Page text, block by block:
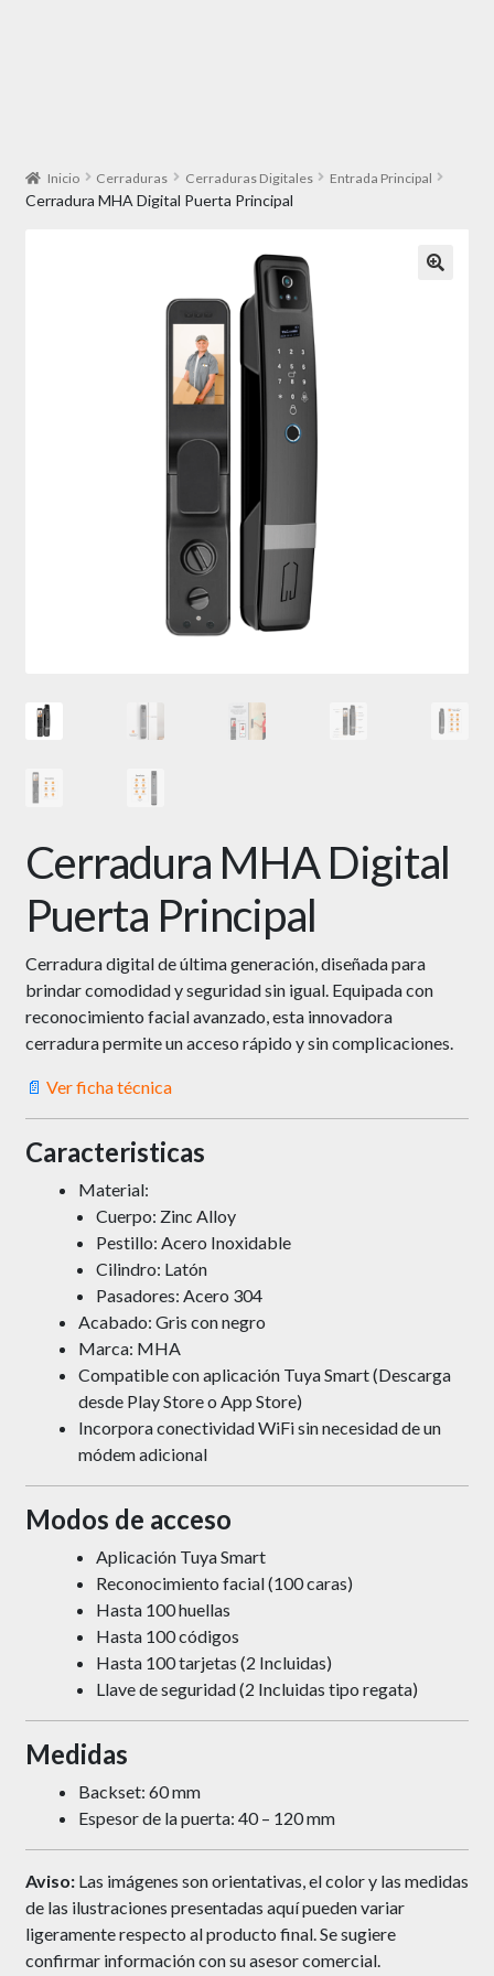
Inicio Cerraduras Cerraduras Digitales Entrada Principal
Cerradura MHA Digital Puerta Principal
Cerradura MHA Digital
Puerta Principal
Cerradura digital de última generación, diseñada para
brindar comodidad y seguridad sin igual. Equipada con
reconocimiento facial avanzado, esta innovadora
cerradura permite un acceso rápido y sin complicaciones.
📄 Ver ficha técnica
Caracteristicas
Material:
Cuerpo: Zinc Alloy
Pestillo: Acero Inoxidable
Cilindro: Latón
Pasadores: Acero 304
Acabado: Gris con negro
Marca: MHA
Compatible con aplicación Tuya Smart (Descarga
desde Play Store o App Store)
Incorpora conectividad WiFi sin necesidad de un
módem adicional
Modos de acceso
Aplicación Tuya Smart
Reconocimiento facial (100 caras)
Hasta 100 huellas
Hasta 100 códigos
Hasta 100 tarjetas (2 Incluidas)
Llave de seguridad (2 Incluidas tipo regata)
Medidas
Backset: 60 mm
Espesor de la puerta: 40 – 120 mm
Aviso: Las imágenes son orientativas, el color y las medidas
de las ilustraciones presentadas aquí pueden variar
ligeramente respecto al producto final. Se sugiere
confirmar información con su asesor comercial.